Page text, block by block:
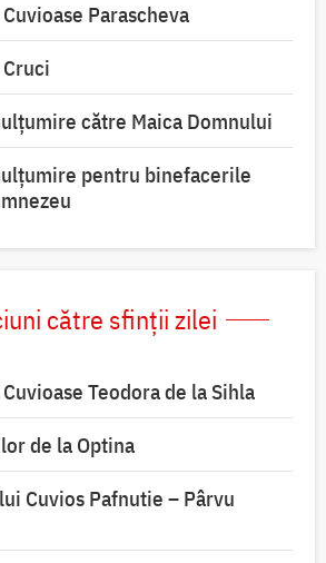
Parascheva
către Maica Domnului
pentru binefacerile
către sfinții zilei
Teodora de la Sihla
de la Optina
Cuvios Pafnutie – Pârvu